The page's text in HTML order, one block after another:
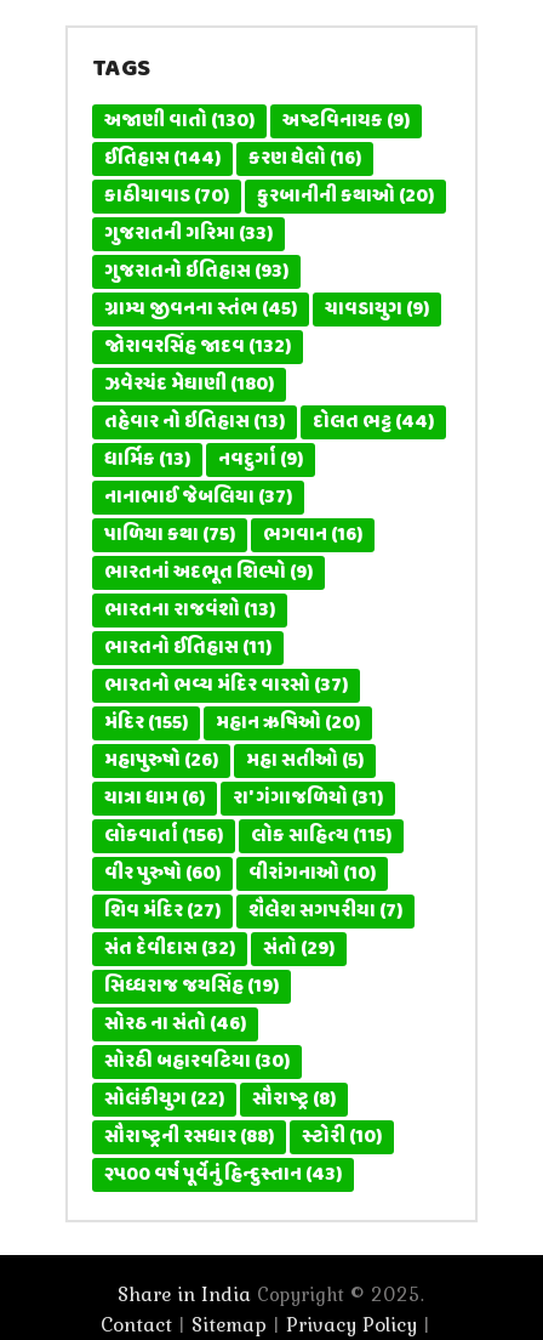
TAGS
અજાણી વાતો(130) અષ્ટવિનાયક(9)
ઈતિહાસ(144) કરણ ઘેલો(16)
કાઠીયાવાડ(70) કુરબાનીની કથાઓ(20)
ગુજરાતની ગરિમા(33)
ગુજરાતનો ઇતિહાસ(93)
ગ્રામ્ય જીવનના સ્તંભ(45) ચાવડાયુગ(9)
જોરાવરસિંહ જાદવ(132)
ઝવેરચંદ મેઘાણી(180)
તહેવાર નો ઇતિહાસ(13) દોલત ભટ્ટ(44)
ધાર્મિક(13) નવદુર્ગા(9)
નાનાભાઈ જેબલિયા(37)
પાળિયા કથા(75) ભગવાન(16)
ભારતનાં અદભૂત શિલ્પો(9)
ભારતના રાજવંશો(13)
ભારતનો ઈતિહાસ(11)
ભારતનો ભવ્ય મંદિર વારસો(37)
મંદિર(155) મહાન ઋષિઓ(20)
મહાપુરુષો(26) મહા સતીઓ(5)
યાત્રા ધામ(6) રા' ગંગાજળિયો(31)
લોકવાર્તા(156) લોક સાહિત્ય(115)
વીર પુરુષો(60) વીરાંગનાઓ(10)
શિવ મંદિર(27) શૈલેશ સગપરીયા(7)
સંત દેવીદાસ(32) સંતો(29)
સિધ્ધરાજ જયસિંહ(19)
સોરઠ ના સંતો(46)
સોરઠી બહારવટિયા(30)
સોલંકીયુગ(22) સૌરાષ્ટ્ર(8)
સૌરાષ્ટ્રની રસધાર(88) સ્ટોરી(10)
૨૫૦૦ વર્ષ પૂર્વેનું હિન્દુસ્તાન(43)
Share in India Copyright © 2025.
Contact| Sitemap | Privacy Policy |